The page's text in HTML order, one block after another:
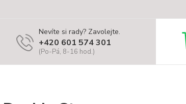
Nevíte si rady? Zavolejte.
+420 601 574 301
(Po-Pá, 8-16 hod.)